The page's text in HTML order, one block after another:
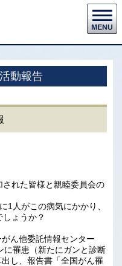
動報告
れた皆様と親睦委員会の
1人がこの病気にかかり、
ょうか？
ん他委託情報センター
に罹患（新たにガンと診断
し、報告書「全国がん罹